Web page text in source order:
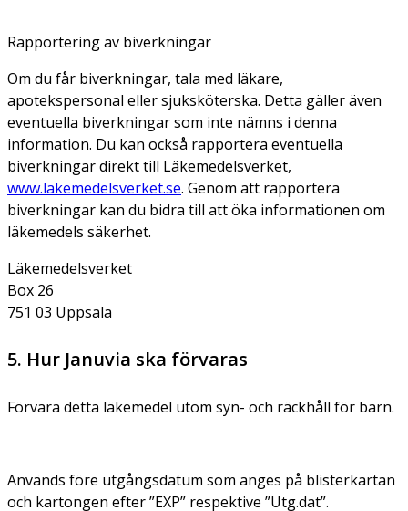
Rapportering av biverkningar
Om du får biverkningar, tala med läkare,
apotekspersonal eller sjuksköterska. Detta gäller även
eventuella biverkningar som inte nämns i denna
information. Du kan också rapportera eventuella
biverkningar direkt till Läkemedelsverket,
www.lakemedelsverket.se. Genom att rapportera
biverkningar kan du bidra till att öka informationen om
läkemedels säkerhet.
Läkemedelsverket
Box 26
751 03 Uppsala
5. Hur Januvia ska förvaras
Förvara detta läkemedel utom syn- och räckhåll för barn.
Används före utgångsdatum som anges på blisterkartan
och kartongen efter ”EXP” respektive ”Utg.dat”.